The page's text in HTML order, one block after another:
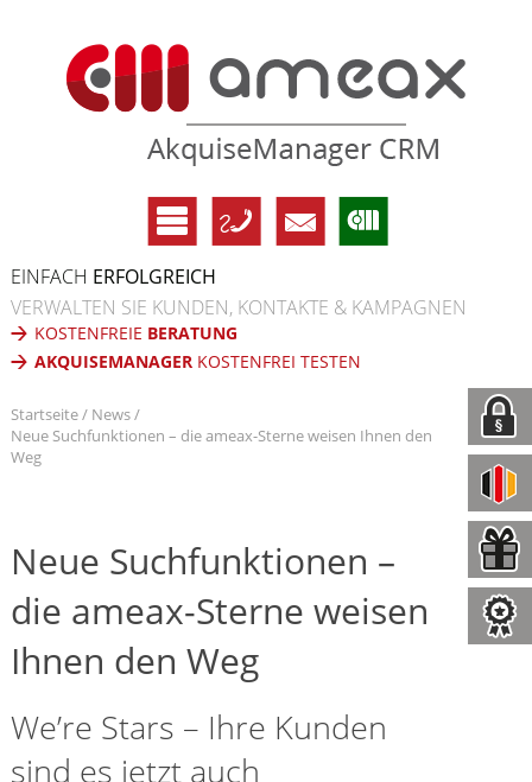
EINFACH ERFOLGREICH
VERWALTEN SIE KUNDEN, KONTAKTE & KAMPAGNEN
KOSTENFREIE BERATUNG
AKQUISEMANAGERKOSTENFREI TESTEN
Startseite
News
Neue Suchfunktionen – die ameax-Sterne weisen Ihnen den
Weg
Neue Suchfunktionen –
die ameax-Sterne weisen
Ihnen den Weg
We’re Stars – Ihre Kunden
sind es jetzt auch